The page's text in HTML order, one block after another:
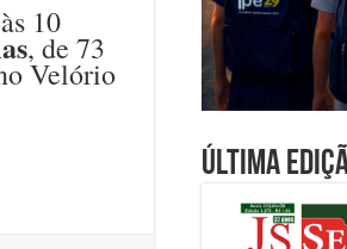
10
, de 73
Velório
Última